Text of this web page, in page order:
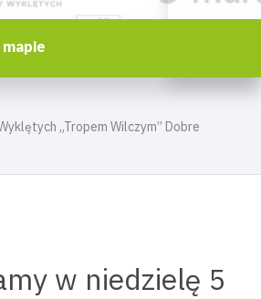
„Tropem Wilczym” Dobre
w niedzielę 5